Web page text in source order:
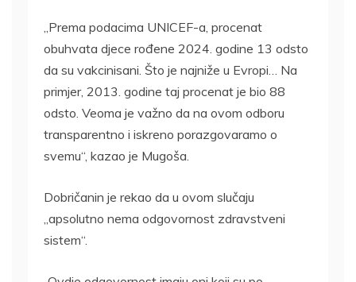
„Prema podacima UNICEF-a, procenat
obuhvata djece rođene 2024. godine 13 odsto
da su vakcinisani. Što je najniže u Evropi… Na
primjer, 2013. godine taj procenat je bio 88
odsto. Veoma je važno da na ovom odboru
transparentno i iskreno porazgovaramo o
svemu“, kazao je Mugoša.
Dobričanin je rekao da u ovom slučaju
„apsolutno nema odgovornost zdravstveni
sistem“.